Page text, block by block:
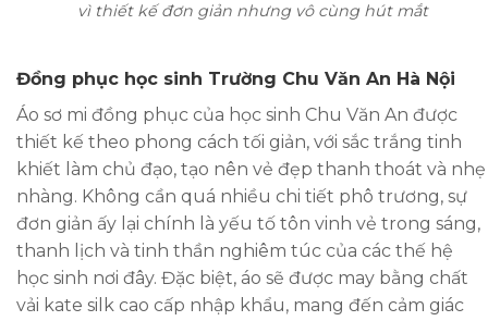
vì thiết kế đơn giản nhưng vô cùng hút mắt
Đồng phục học sinh Trường Chu Văn An Hà Nội
Áo sơ mi đồng phục của học sinh Chu Văn An được
thiết kế theo phong cách tối giản, với sắc trắng tinh
khiết làm chủ đạo, tạo nên vẻ đẹp thanh thoát và nhẹ
nhàng. Không cần quá nhiều chi tiết phô trương, sự
đơn giản ấy lại chính là yếu tố tôn vinh vẻ trong sáng,
thanh lịch và tinh thần nghiêm túc của các thế hệ
học sinh nơi đây. Đặc biệt, áo sẽ được may bằng chất
vải kate silk cao cấp nhập khẩu, mang đến cảm giác